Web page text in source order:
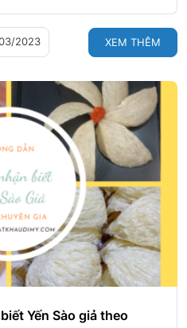
2023 XEM THÊM
Yến Sào giả theo